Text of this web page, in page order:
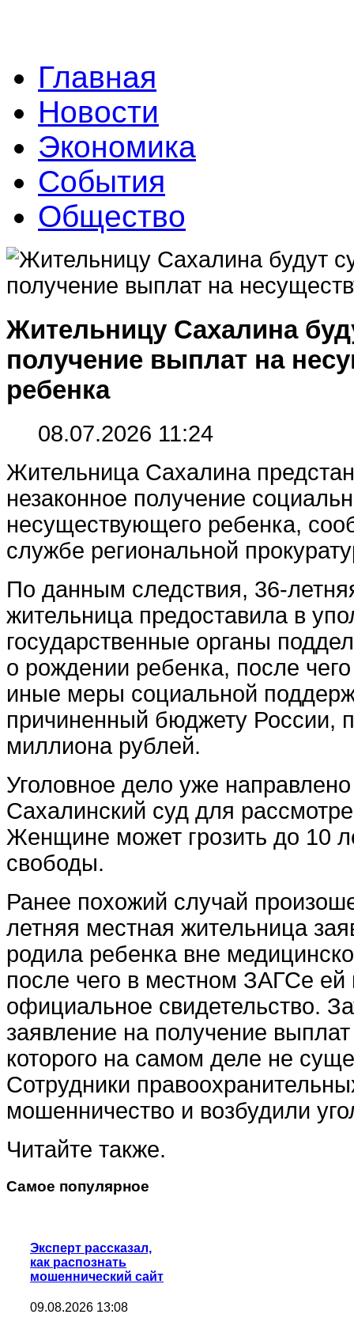
Главная
Новости
Экономика
События
Общество
Жительницу Сахалина
получение выплат на
ребенка
08.07.2026 11:24
Жительница Сахалина
незаконное получение
несуществующего ребенка,
службе региональной
По данным следствия, 36-
жительница предоставила в
государственные органы
о рождении ребенка, после
иные меры социальной
причиненный бюджету России,
миллиона рублей.
Уголовное дело уже
Сахалинский суд для
Женщине может грозить до 10
свободы.
Ранее похожий случай
летняя местная жительница
родила ребенка вне
после чего в местном ЗАГСе
официальное свидетельство.
заявление на получение
которого на самом деле не
Сотрудники
мошенничество и возбудили
Читайте также.
Самое популярное
Эксперт рассказал,
как распознать
мошеннический сайт
09.08.2026 13:08